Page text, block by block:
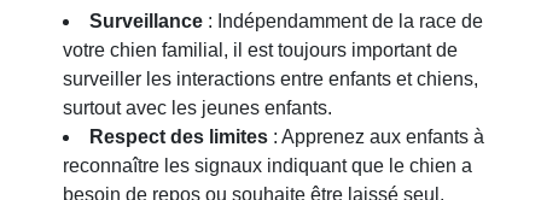
Surveillance : Indépendamment de la race de
votre chien familial, il est toujours important de
surveiller les interactions entre enfants et chiens,
surtout avec les jeunes enfants.
Respect des limites : Apprenez aux enfants à
reconnaître les signaux indiquant que le chien a
besoin de repos ou souhaite être laissé seul.